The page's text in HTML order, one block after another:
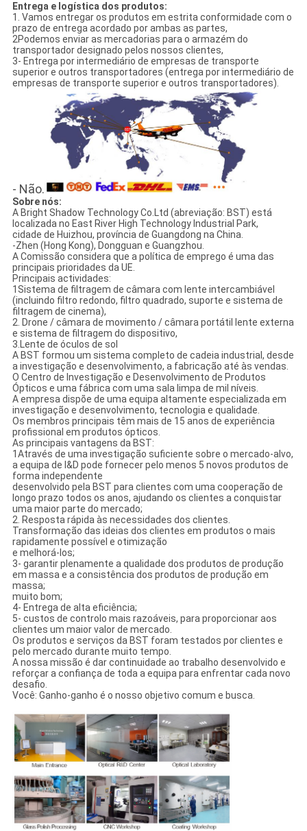
Entrega e logística dos produtos:
1. Vamos entregar os produtos em estrita conformidade com o
prazo de entrega acordado por ambas as partes,
2Podemos enviar as mercadorias para o armazém do
transportador designado pelos nossos clientes,
3- Entrega por intermediário de empresas de transporte
superior e outros transportadores (entrega por intermediário de
empresas de transporte superior e outros transportadores).
- Não.
Sobre nós:
A Bright Shadow Technology Co.Ltd (abreviação: BST) está
localizada no East River High Technology Industrial Park,
cidade de Huizhou, província de Guangdong na China.
-Zhen (Hong Kong), Dongguan e Guangzhou.
A Comissão considera que a política de emprego é uma das
principais prioridades da UE.
Principais actividades:
1Sistema de filtragem de câmara com lente intercambiável
(incluindo filtro redondo, filtro quadrado, suporte e sistema de
filtragem de cinema),
2. Drone / câmara de movimento / câmara portátil lente externa
e sistema de filtragem do dispositivo,
3.Lente de óculos de sol
A BST formou um sistema completo de cadeia industrial, desde
a investigação e desenvolvimento, a fabricação até às vendas.
O Centro de Investigação e Desenvolvimento de Produtos
Ópticos e uma fábrica com uma sala limpa de mil níveis.
A empresa dispõe de uma equipa altamente especializada em
investigação e desenvolvimento, tecnologia e qualidade.
Os membros principais têm mais de 15 anos de experiência
profissional em produtos ópticos.
As principais vantagens da BST:
1Através de uma investigação suficiente sobre o mercado-alvo,
a equipa de I&D pode fornecer pelo menos 5 novos produtos de
forma independente
desenvolvido pela BST para clientes com uma cooperação de
longo prazo todos os anos, ajudando os clientes a conquistar
uma maior parte do mercado;
2. Resposta rápida às necessidades dos clientes.
Transformação das ideias dos clientes em produtos o mais
rapidamente possível e otimização
e melhorá-los;
3- garantir plenamente a qualidade dos produtos de produção
em massa e a consistência dos produtos de produção em
massa;
muito bom;
4- Entrega de alta eficiência;
5- custos de controlo mais razoáveis, para proporcionar aos
clientes um maior valor de mercado.
Os produtos e serviços da BST foram testados por clientes e
pelo mercado durante muito tempo.
A nossa missão é dar continuidade ao trabalho desenvolvido e
reforçar a confiança de toda a equipa para enfrentar cada novo
desafio.
Você: Ganho-ganho é o nosso objetivo comum e busca.